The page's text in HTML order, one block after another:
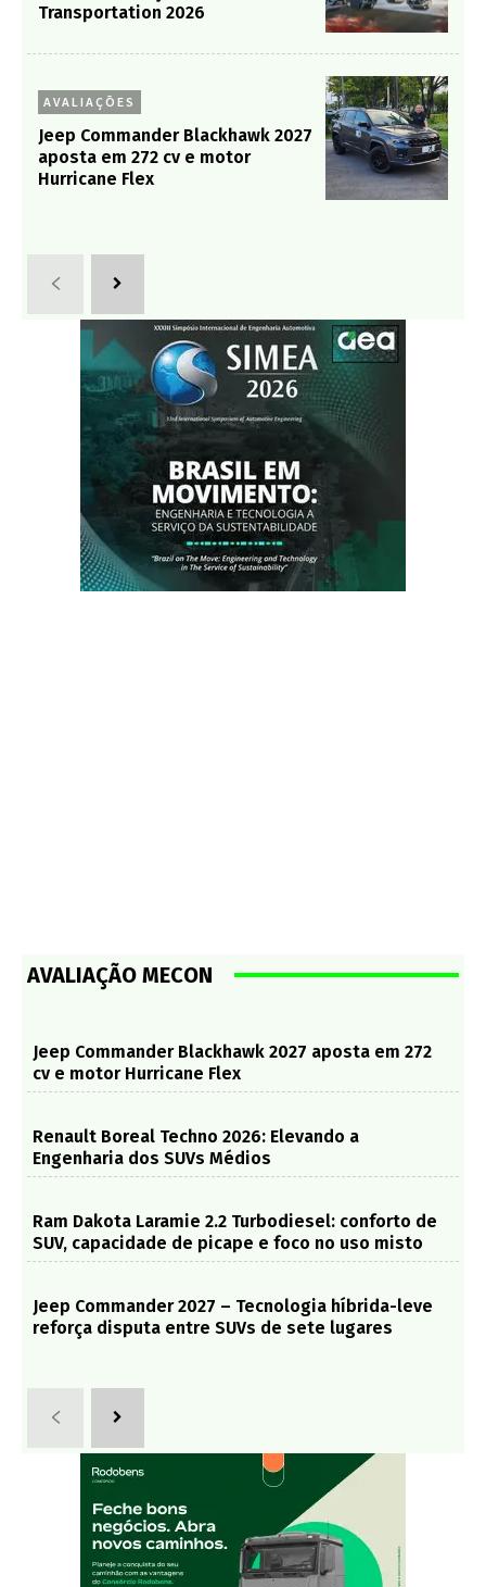
Transportation 2026
AVALIAÇÕES
Jeep Commander Blackhawk 2027
aposta em 272 cv e motor
Hurricane Flex
AVALIAÇÃO MECON
Jeep Commander Blackhawk 2027 aposta em 272
cv e motor Hurricane Flex
Renault Boreal Techno 2026: Elevando a
Engenharia dos SUVs Médios
Ram Dakota Laramie 2.2 Turbodiesel: conforto de
SUV, capacidade de picape e foco no uso misto
Jeep Commander 2027 – Tecnologia híbrida-leve
reforça disputa entre SUVs de sete lugares